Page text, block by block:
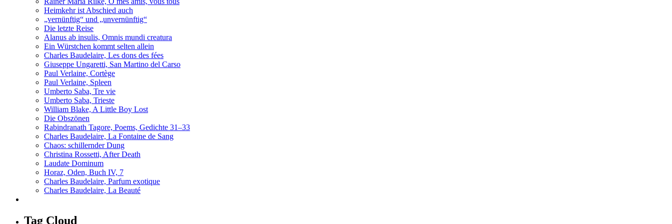
Heimkehr ist Abschied auch
„vernünftig“ und „unvernünftig“
Die letzte Reise
Alanus ab insulis, Omnis mundi creatura
Ein Würstchen kommt selten allein
Charles Baudelaire, Les dons des fées
Giuseppe Ungaretti, San Martino del Carso
Paul Verlaine, Cortège
Paul Verlaine, Spleen
Umberto Saba, Tre vie
Umberto Saba, Trieste
William Blake, A Little Boy Lost
Die Obszönen
Rabindranath Tagore, Poems, Gedichte 31–33
Charles Baudelaire, La Fontaine de Sang
Chaos: schillernder Dung
Christina Rossetti, After Death
Laudate Dominum
Horaz, Oden, Buch IV, 7
Charles Baudelaire, Parfum exotique
Charles Baudelaire, La Beauté
Tag Cloud